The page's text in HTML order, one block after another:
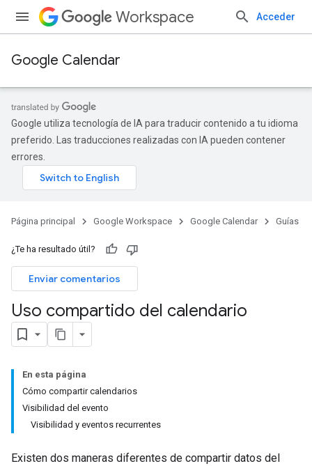
Workspace Acceder
Google Calendar
Google utiliza tecnología de IA para traducir contenido a tu idioma
preferido. Las traducciones realizadas con IA pueden contener
errores.
Página principal Google Workspace Google Calendar Guías
¿Te ha resultado útil?
Enviar comentarios
Uso compartido del calendario
En esta página
Cómo compartir calendarios
Visibilidad del evento
Visibilidad y eventos recurrentes
Existen dos maneras diferentes de compartir datos del